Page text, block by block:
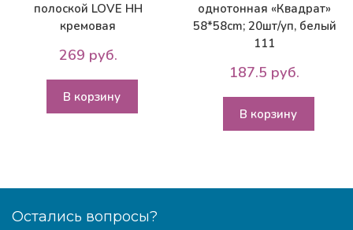
полоской LOVE НН
кремовая
269 руб.
В корзину
однотонная «Квадрат»
58*58сm; 20шт/уп, белый
111
187.5 руб.
В корзину
Остались вопросы?